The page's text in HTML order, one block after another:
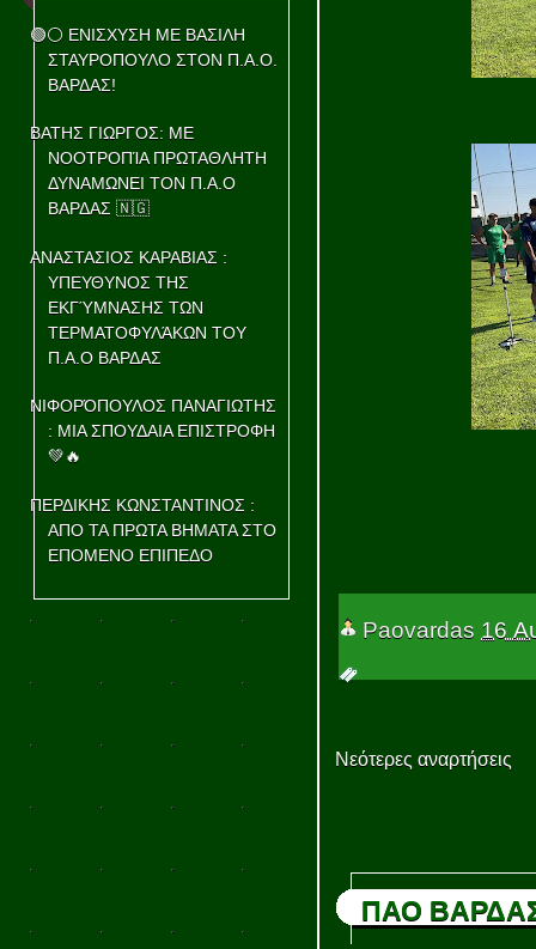
🟢⚪ ΕΝΙΣΧΥΣΗ ΜΕ ΒΑΣΙΛΗ
ΣΤΑΥΡΟΠΟΥΛΟ ΣΤΟΝ Π.Α.Ο.
ΒΑΡΔΑΣ!
ΒΑΤΗΣ ΓΙΩΡΓΟΣ: ΜΕ
ΝΟΟΤΡΟΠΊΑ ΠΡΩΤΑΘΛΗΤΗ
ΔΥΝΑΜΩΝΕΙ ΤΟΝ Π.Α.Ο
ΒΑΡΔΑΣ 🇳🇬
ΑΝΑΣΤΑΣΙΟΣ ΚΑΡΑΒΙΑΣ :
ΥΠΕΥΘΥΝΟΣ ΤΗΣ
ΕΚΓΎΜΝΑΣΗΣ ΤΩΝ
ΤΕΡΜΑΤΟΦΥΛΆΚΩΝ ΤΟΥ
Π.Α.Ο ΒΑΡΔΑΣ
ΝΙΦΟΡΌΠΟΥΛΟΣ ΠΑΝΑΓΙΩΤΗΣ
: ΜΙΑ ΣΠΟΥΔΑΙΑ ΕΠΙΣΤΡΟΦΗ
💚🔥
ΠΕΡΔΙΚΗΣ ΚΩΝΣΤΑΝΤΙΝΟΣ :
ΑΠΟ ΤΑ ΠΡΩΤΑ ΒΗΜΑΤΑ ΣΤΟ
ΕΠΟΜΕΝΟ ΕΠΙΠΕΔΟ
Paovardas 16
Νεότερες αναρτήσεις
ΠΑΟ